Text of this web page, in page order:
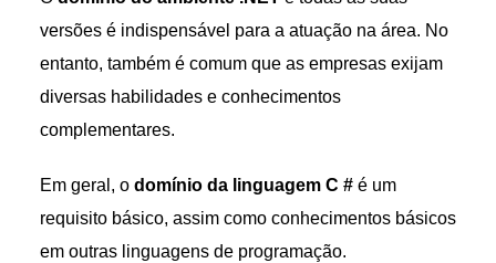
versões é indispensável para a atuação na área. No
entanto, também é comum que as empresas exijam
diversas habilidades e conhecimentos
complementares.
Em geral, o domínio da linguagem C #é um
requisito básico, assim como conhecimentos básicos
em outras linguagens de programação.